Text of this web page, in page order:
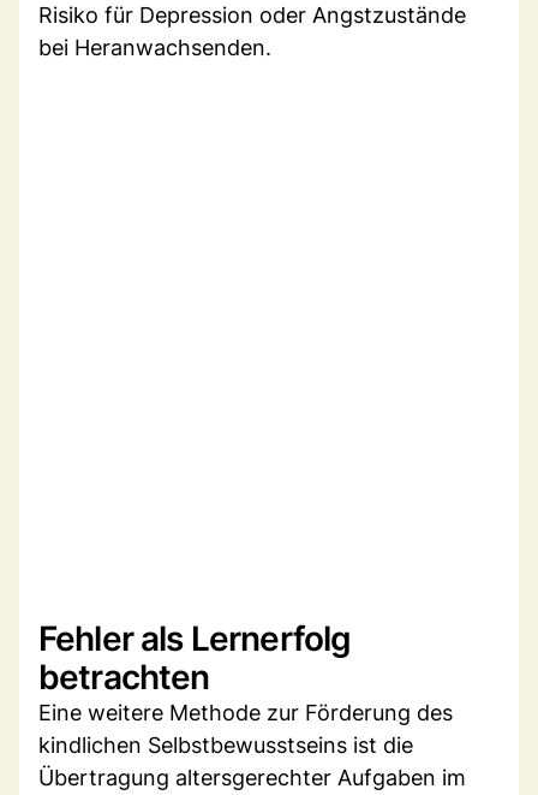
Risiko für Depression oder Angstzustände
bei Heranwachsenden.
Fehler als Lernerfolg
betrachten
Eine weitere Methode zur Förderung des
kindlichen Selbstbewusstseins ist die
Übertragung altersgerechter Aufgaben im